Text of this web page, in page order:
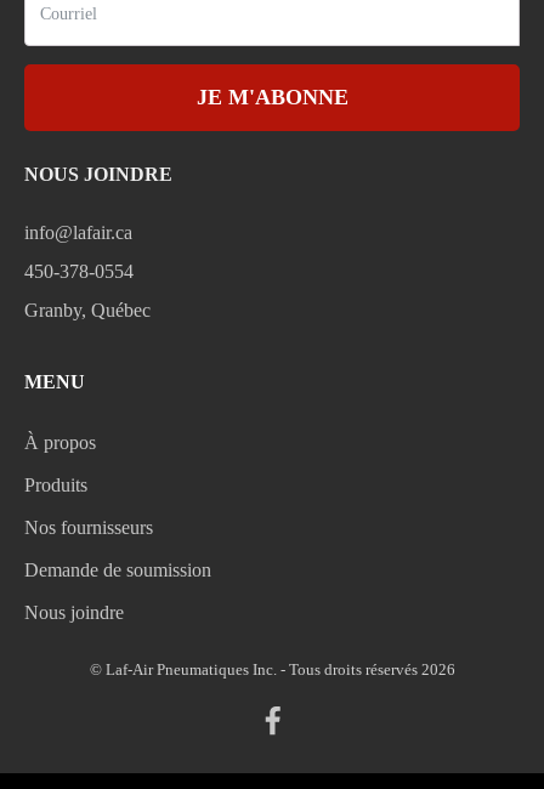
JE M'ABONNE
NOUS JOINDRE
info@lafair.ca
450-378-0554
Granby, Québec
MENU
À propos
Produits
Nos fournisseurs
Demande de soumission
Nous joindre
© Laf-Air Pneumatiques Inc. - Tous droits réservés 2026